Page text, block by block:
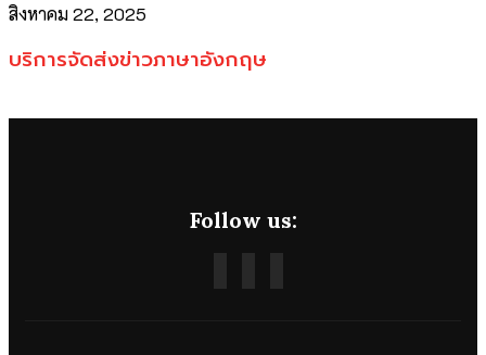
สิงหาคม 22, 2025
บริการจัดส่งข่าวภาษาอังกฤษ
Follow us: